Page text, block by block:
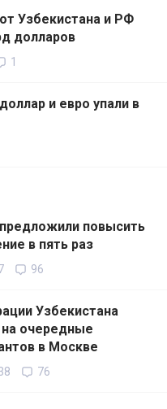
Узбекистана и РФ
долларов
1
и евро упали в
повысить
в пять раз
96
Узбекистана
на очередные
в Москве
76